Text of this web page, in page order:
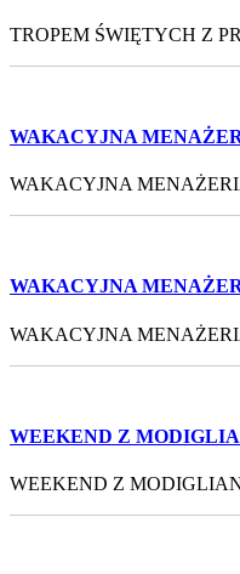
TROPEM ŚWIĘTYCH Z
WAKACYJNA
WAKACYJNA
WAKACYJNA
WAKACYJNA
WEEKEND Z
WEEKEND Z